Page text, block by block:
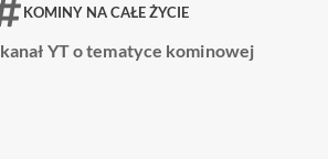
KOMINY NA CAŁE ŻYCIE
YT o tematyce kominowej